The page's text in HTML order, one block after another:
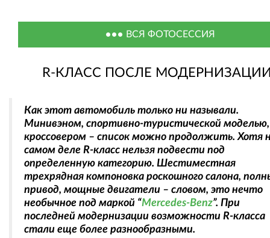
ВСЯ ФОТОСЕССИЯ
R-КЛАСС ПОСЛЕ
Как этот автомобиль только ни называли.
Минивэном, спортивно-туристической моделью,
кроссовером – список можно продолжить. Хотя
самом деле R-класс нельзя подвести под
определенную категорию. Шестиместная
трехрядная компоновка роскошного салона,
привод, мощные двигатели – словом, это нечто
необычное под маркой “Mercedes-Benz”. При
последней модернизации возможности R-класса
стали еще более разнообразными.